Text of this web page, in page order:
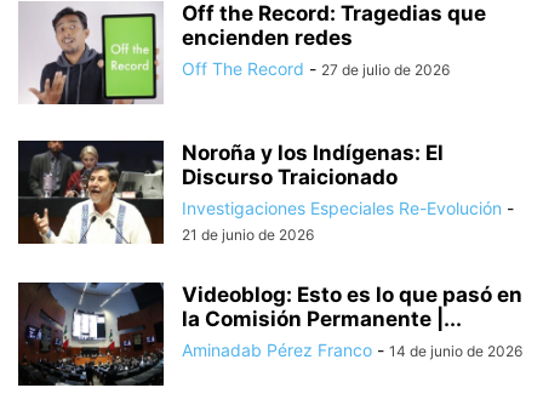
Off the Record: Tragedias que
encienden redes
Off The Record - 27 de julio de 2026
Noroña y los Indígenas: El
Discurso Traicionado
Investigaciones Especiales Re-Evolución -
21 de junio de 2026
Videoblog: Esto es lo que pasó en
la Comisión Permanente |...
Aminadab Pérez Franco - 14 de junio de 2026